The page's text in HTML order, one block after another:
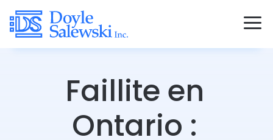
Faillite en
Ontario :